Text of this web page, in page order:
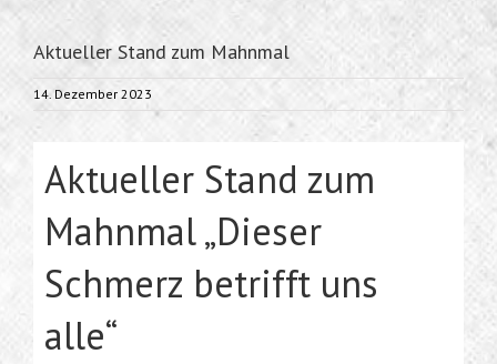
Aktueller Stand zum Mahnmal
14. Dezember 2023
Aktueller Stand zum
Mahnmal „Dieser
Schmerz betrifft uns
alle“